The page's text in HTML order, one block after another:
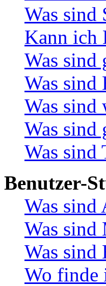
Was sind
Kann ich
Was sind
Was sind
Was sind
Was sind
Was sind
Benutzer-
Was sind
Was sind
Was sind
Wo finde